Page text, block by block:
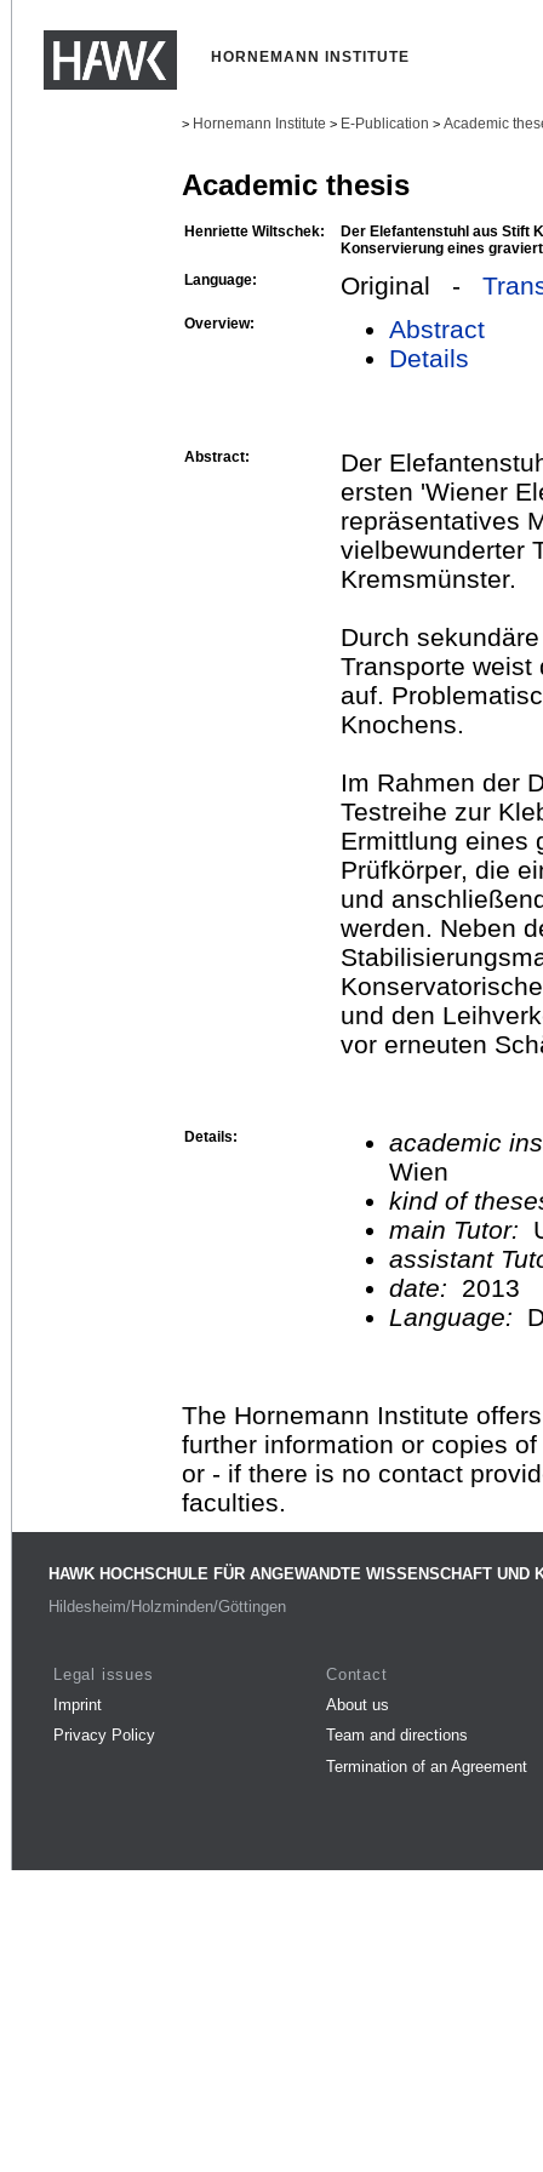
HORNEMANN INSTITUTE
> Hornemann Institute > E-Publication > Academic
Academic thesis
Henriette Wiltschek:
Der Elefantenstuhl aus Stift
Konservierung eines
Language:
Original -
Overview:
Abstract
Details
Abstract:
Der
ersten 'Wiener
repräsentatives
vielbewunderter
Kremsmünster.
Durch
Transporte weist
auf.
Knochens.
Im Rahmen der
Testreihe zur
Ermittlung eines
Prüfkörper, die
und
werden. Neben
und den
vor erneuten
Details:
academic
Wien
kind of
main Tutor:
assistant
date:
2013
Language:
The Hornemann Institute
further information or copies
or - if there is no contact
faculties.
HAWK HOCHSCHULE FÜR ANGEWANDTE WISSENSCHAFT UND
Hildesheim/Holzminden/Göttingen
Legal issues
Imprint
Privacy Policy
Contact
About us
Team and directions
Termination of an Agreement